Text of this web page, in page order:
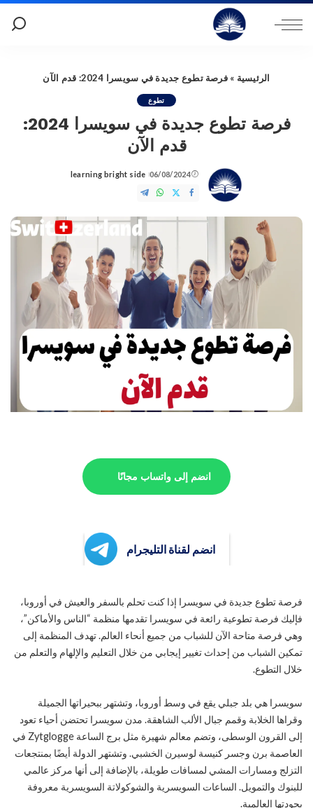
الرئيسية »فرصة تطوع جديدة في سويسرا 2024: قدم الآن
تطوع
فرصة تطوع جديدة في سويسرا 2024:
قدم الآن
06/08/2024
Posted
by
learning bright side
انضم إلى واتساب مجانًا
انضم لقناة التليجرام
فرصة تطوع جديدة في سويسرا إذا كنت تحلم بالسفر والعيش في أوروبا،
فإليك فرصة تطوعية رائعة في سويسرا تقدمها منظمة “الناس والأماكن”،
وهي فرصة متاحة الآن للشباب من جميع أنحاء العالم. تهدف المنظمة إلى
تمكين الشباب من إحداث تغيير إيجابي من خلال التعليم والإلهام والتعلم من
خلال التطوع.
سويسرا هي بلد جبلي يقع في وسط أوروبا، وتشتهر ببحيراتها الجميلة
وقراها الخلابة وقمم جبال الألب الشاهقة. مدن سويسرا تحتضن أحياء تعود
إلى القرون الوسطى، وتضم معالم شهيرة مثل برج الساعة Zytglogge في
العاصمة برن وجسر كنيسة لوسيرن الخشبي. وتشتهر الدولة أيضًا بمنتجعات
التزلج ومسارات المشي لمسافات طويلة، بالإضافة إلى أنها مركز عالمي
للبنوك والتمويل. الساعات السويسرية والشوكولاتة السويسرية معروفة
بجودتها العالمية.